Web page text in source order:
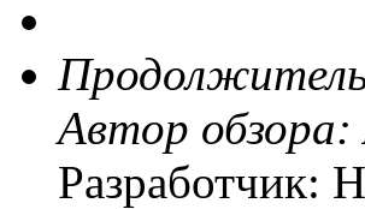
Автор обзора:
Разработчик: